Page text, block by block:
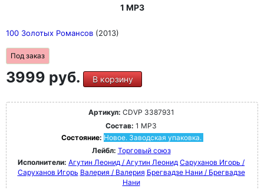
1 MP3
100 Золотых Романсов (2013)
Под заказ
3999 руб. В корзину
Артикул: CDVP 3387931
Состав: 1 MP3
Состояние: Новое. Заводская упаковка.
Лейбл: Торговый союз
Исполнители: Агутин Леонид / Агутин Леонид Саруханов Игорь /
Саруханов Игорь Валерия / Валерия Брегвадзе Нани / Брегвадзе
Нани